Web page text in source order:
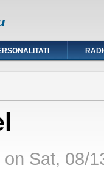
on Sat, 08/